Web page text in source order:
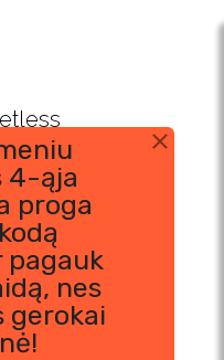
4-ąja
proga
pagauk
nes
gerokai